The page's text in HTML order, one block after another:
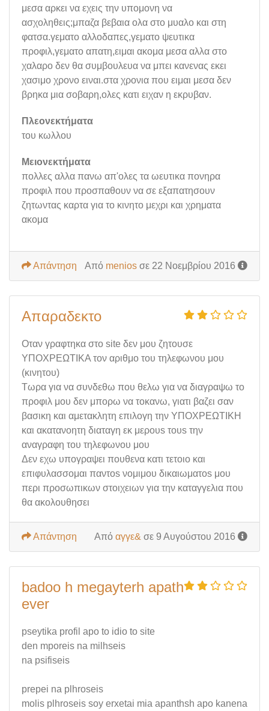
μεσα αρκει να εχεις την υπομονη να
ασχοληθεις;μπαζα βεβαια ολα στο μυαλο και στη
φατσα.γεματο αλλοδαπες,γεματο ψευτικα
προφιλ,γεματο απατη,ειμαι ακομα μεσα αλλα στο
χαλαρο δεν θα συμβουλευα να μπει κανενας εκει
χασιμο χρονο ειναι.στα χρονια που ειμαι μεσα δεν
βρηκα μια σοβαρη,ολες κατι ειχαν η εκρυβαν.
Πλεονεκτήματα
του κωλλου
Μειονεκτήματα
πολλες αλλα πανω απ'ολες τα ωευτικα πονηρα
προφιλ που προσπαθουν να σε εξαπατησουν
ζητωντας καρτα για το κινητο μεχρι και χρηματα
ακομα
Από menios σε 22 Νοεμβρίου 2016
Απάντηση
Απαραδεκτο
Οταν γραφτηκα στο site δεν μου ζητουσε
ΥΠΟΧΡΕΩΤΙΚΑ τον αριθμο του τηλεφωνου μου
(κινητου)
Τωρα για να συνδεθω που θελω για να διαγραψω το
προφιλ μου δεν μπορω να τοκανω, γιατι βαζει σαν
βασικη και αμετακλητη επιλογη την ΥΠΟΧΡΕΩΤΙΚΗ
και ακατανοητη διαταγη εκ μερουs τουs την
αναγραφη του τηλεφωνου μου
Δεν εχω υπογραψει πουθενα κατι τετοιο και
επιφυλασσομαι παντοs νομιμου δικαιωματοs μου
περι προσωπικων στοιχειων για την καταγγελια που
θα ακολουθησει
Από αγγε& σε 9 Αυγούστου 2016
Απάντηση
badoo h megayterh apath
ever
pseytika profil apo to idio to site
den mporeis na milhseis
na psifiseis
prepei na plhroseis
molis plhroseis soy erxetai mia apanthsh apo kanena